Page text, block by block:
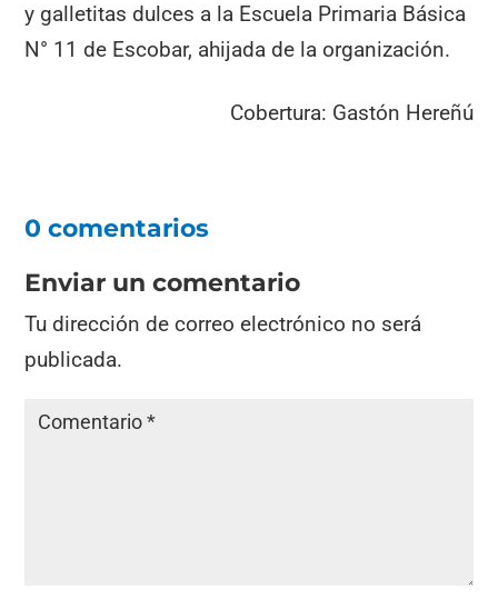
y galletitas dulces a la Escuela Primaria Básica
N° 11 de Escobar, ahijada de la organización.
Cobertura: Gastón Hereñú
0 comentarios
Enviar un comentario
Tu dirección de correo electrónico no será
publicada.